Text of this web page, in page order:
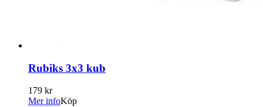
Rubiks 3x3 kub
179 kr
Mer infoKöp